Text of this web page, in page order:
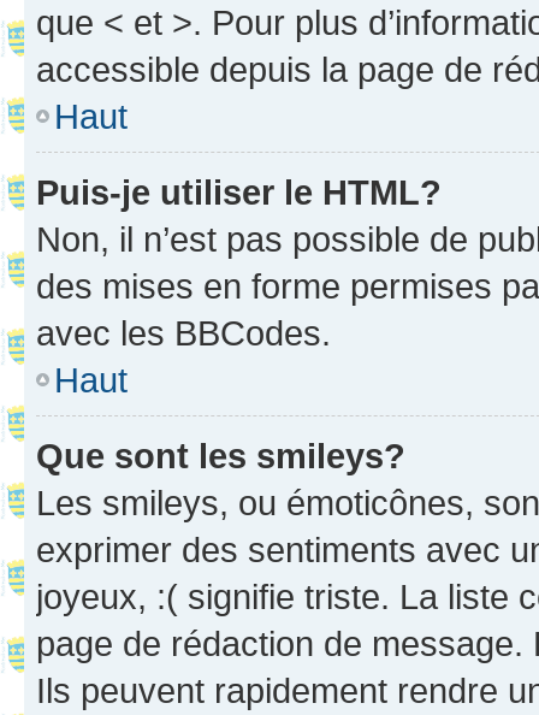
que < et >. Pour plus
accessible depuis la page de
Haut
Puis-je utiliser le HTML?
Non, il n’est pas possible de
des mises en forme permises
avec les BBCodes.
Haut
Que sont les smileys?
Les smileys, ou émoticônes,
exprimer des sentiments avec
joyeux, :( signifie triste. La liste
page de rédaction de
Ils peuvent rapidement rendre